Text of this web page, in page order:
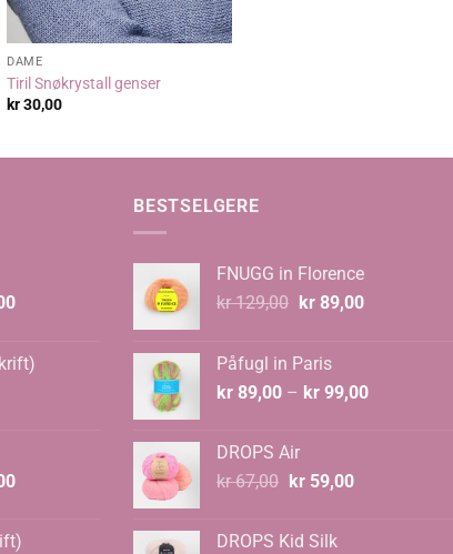
DAME
Tiril Snøkrystall genser
kr30,00
Prisområde:
kr 682,00
Prisområde:
BESTSELGERE
FNUGG in Florence
kr129,00 Opprinnelig
kr 129,00.
kr89,00Nåværende
Påfugl in Paris
kr 89,00 – kr 99,00Prisområde:
DROPS Air
kr67,00 Opprinnelig
kr59,00Nåværende
DROPS Kid Silk